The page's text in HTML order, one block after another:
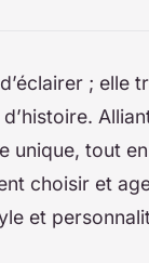
; elle
unique, tout
choisir et
et